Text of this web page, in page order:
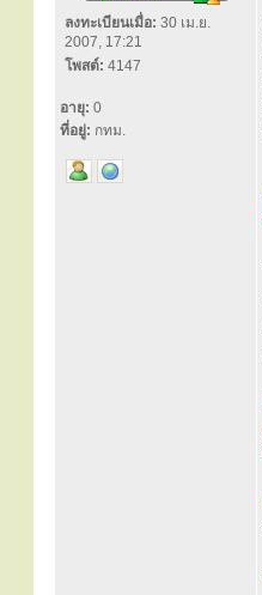
ลงทะเบียนเมื่อ: 30 เม.ย.
2007, 17:21
โพสต์: 4147
อายุ: 0
ที่อยู่: กทม.